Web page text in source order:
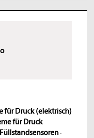
für Druck (elektrisch)
für Druck
Füllstandsensoren·